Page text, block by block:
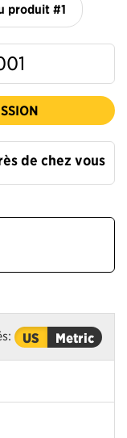
produit #1
de chez vous
US Metric